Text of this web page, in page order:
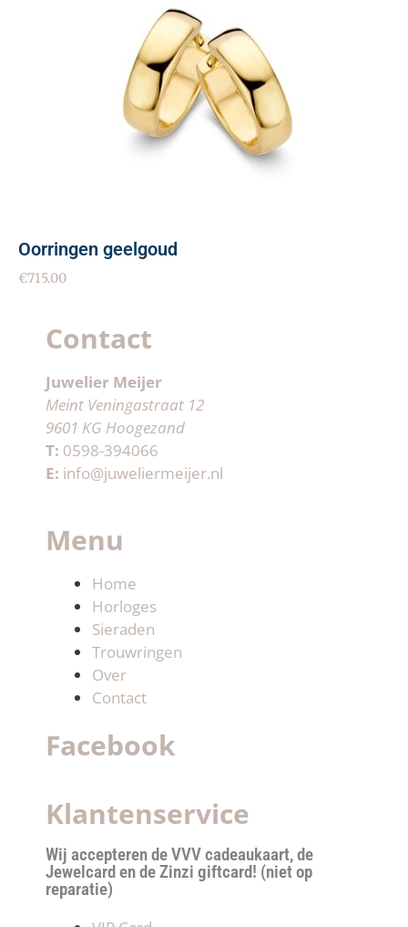
Oorringen geelgoud
€715.00
Contact
Juwelier Meijer
Meint Veningastraat 12
9601 KG Hoogezand
T: 0598-394066
E: info@juweliermeijer.nl
Menu
Home
Horloges
Sieraden
Trouwringen
Over
Contact
Facebook
Klantenservice
Wij accepteren de VVV cadeaukaart, de
Jewelcard en de Zinzi giftcard! (niet op
reparatie)